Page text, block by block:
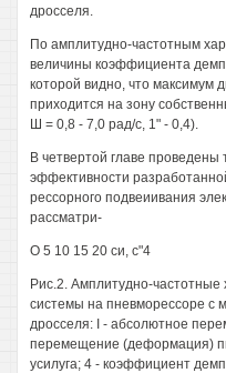
дросселя.
По амплитудно-частотным
величины коэффициента
которой видно, что максимум
приходится на зону
Ш = 0,8 - 7,0 рад/с, 1" - 0,4).
В четвертой главе проведены
эффективности
рессорного подвеиивания
рассматри-
О 5 10 15 20 си, с"4
Рис.2. Амплитудно-частотные
системы на пневморессоре с
дросселя: I - абсолютное
перемещение (деформация)
усилуга; 4 - коэффициент